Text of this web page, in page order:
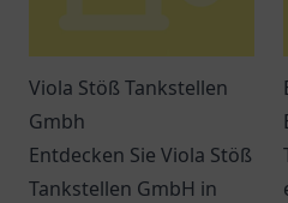
Viola Stöß Tankstellen
Gmbh
Entdecken Sie Viola Stöß
Tankstellen GmbH in